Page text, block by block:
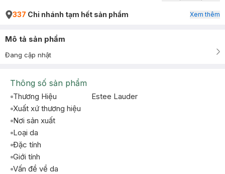
337 Chi nhánh tạm hết sản phẩm Xem thêm
Mô tả sản phẩm
Đang cập nhật
Thông số sản phẩm
Thương Hiệu
Estee Lauder
Xuất xứ thương hiệu
Nơi sản xuất
Loại da
Đặc tính
Giới tính
Vấn đề về da